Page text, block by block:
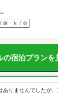
旅・女子会
の宿泊プランを
ありませんでしたが